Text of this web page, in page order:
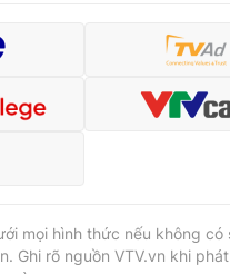
Shorts video
Bất động sản
mọi hình thức nếu không có
Ghi rõ nguồn VTV.vn khi